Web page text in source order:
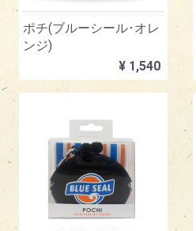
ポチ(ブルーシール･オレ
ンジ)
¥ 1,540